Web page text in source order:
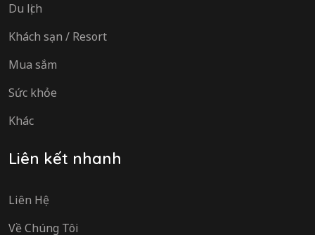
Du lịch
Khách sạn / Resort
Mua sắm
Sức khỏe
Khác
Liên kết nhanh
Liên Hệ
Về Chúng Tôi